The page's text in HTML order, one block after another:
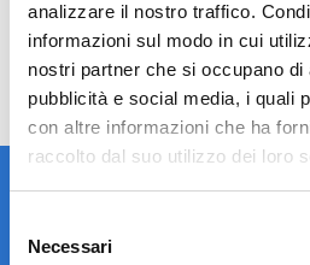
analizzare il nostro traffico.
informazioni sul modo in cui
nostri partner che si occupano di
pubblicità e social media, i quali
con altre informazioni che ha
raccolto dal suo utilizzo dei loro
delNecessari